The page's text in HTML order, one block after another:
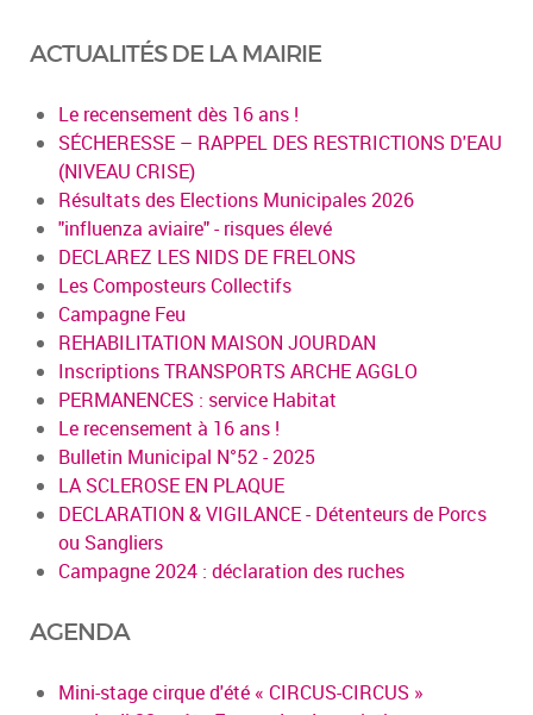
ACTUALITÉS DE LA MAIRIE
Le recensement dès 16 ans !
SÉCHERESSE – RAPPEL DES RESTRICTIONS D'EAU
(NIVEAU CRISE)
Résultats des Elections Municipales 2026
"influenza aviaire" - risques élevé
DECLAREZ LES NIDS DE FRELONS
Les Composteurs Collectifs
Campagne Feu
REHABILITATION MAISON JOURDAN
Inscriptions TRANSPORTS ARCHE AGGLO
PERMANENCES : service Habitat
Le recensement à 16 ans !
Bulletin Municipal N°52 - 2025
LA SCLEROSE EN PLAQUE
DECLARATION & VIGILANCE - Détenteurs de Porcs
ou Sangliers
Campagne 2024 : déclaration des ruches
AGENDA
Mini-stage cirque d'été « CIRCUS-CIRCUS »